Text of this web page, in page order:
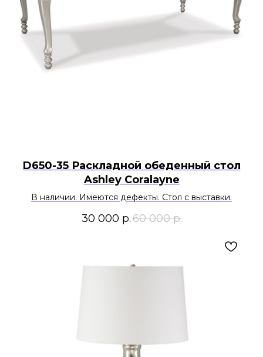
D650-35 Раскладной обеденный стол
Ashley Coralayne
В наличии. Имеются дефекты. Стол с выставки.
30 000 р.60 000 р.